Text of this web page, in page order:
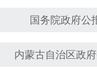
国务院政府公
内蒙古自治区政